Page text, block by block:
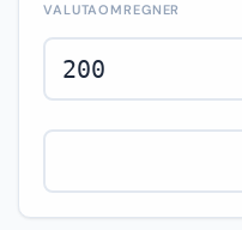
VALUTAOMREGNER